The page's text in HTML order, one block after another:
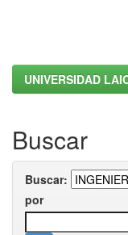
UNIVERSIDAD
Buscar
Buscar:
por